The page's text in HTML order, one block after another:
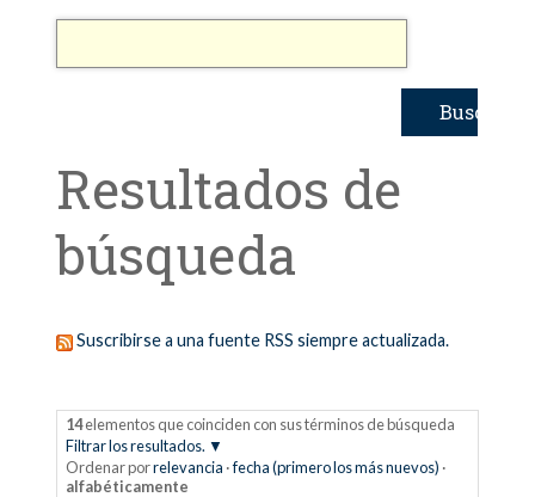
Resultados de
búsqueda
Suscribirse a una fuente RSS siempre actualizada.
14elementos que coinciden con sus términos de búsqueda
Filtrar los resultados.
Ordenar porrelevancia ·fecha (primero los más nuevos) ·
alfabéticamente